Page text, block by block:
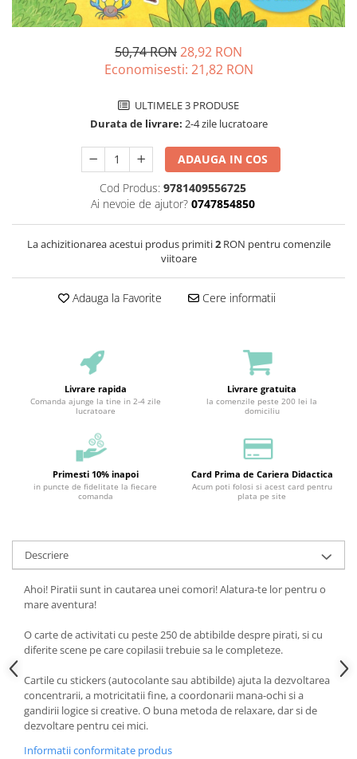
50,74 RON28,92 RON
Economisesti: 21,82 RON
ULTIMELE 3 PRODUSE
Durata de livrare: 2-4 zile lucratoare
ADAUGA IN COS
Cod Produs: 9781409556725
Ai nevoie de ajutor? 0747854850
La achizitionarea acestui produs primiti2RON pentru comenzile
viitoare
Adauga la Favorite Cere informatii
Livrare rapida
Comanda ajunge la tine in 2-4 zile
lucratoare
Livrare gratuita
la comenzile peste 200 lei la
domiciliu
Primesti 10% inapoi
in puncte de fidelitate la fiecare
comanda
Card Prima de Cariera Didactica
Acum poti folosi si acest card pentru
plata pe site
Descriere
Ahoi! Piratii sunt in cautarea unei comori! Alatura-te lor pentru o
mare aventura!
O carte de activitati cu peste 250 de abtibilde despre pirati, si cu
diferite scene pe care copilasii trebuie sa le completeze.
Cartile cu stickers (autocolante sau abtibilde) ajuta la dezvoltarea
concentrarii, a motricitatii fine, a coordonarii mana-ochi si a
gandirii logice si creative. O buna metoda de relaxare, dar si de
dezvoltare pentru cei mici.
Informatii conformitate produs